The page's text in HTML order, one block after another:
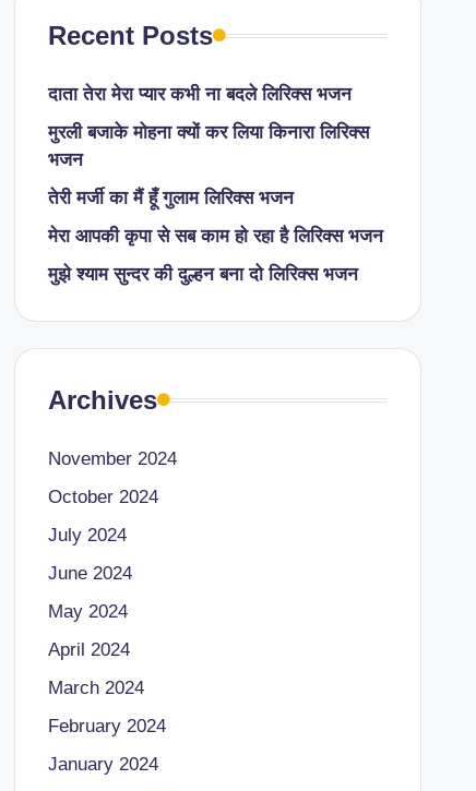
Recent Posts
दाता तेरा मेरा प्यार कभी ना बदले लिरिक्स भजन
मुरली बजाके मोहना क्यों कर लिया किनारा लिरिक्स
भजन
तेरी मर्जी का मैं हूँ गुलाम लिरिक्स भजन
मेरा आपकी कृपा से सब काम हो रहा है लिरिक्स भजन
मुझे श्याम सुन्दर की दुल्हन बना दो लिरिक्स भजन
Archives
November 2024
October 2024
July 2024
June 2024
May 2024
April 2024
March 2024
February 2024
January 2024